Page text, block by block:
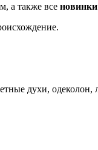
а также все новинки